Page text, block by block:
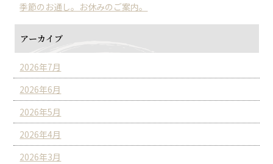
季節のお通し。お休みのご案内。
アーカイブ
2026年7月
2026年6月
2026年5月
2026年4月
2026年3月